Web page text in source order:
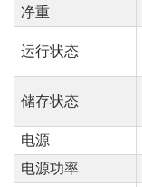
净重
运行状态
储存状态
电源
电源功率